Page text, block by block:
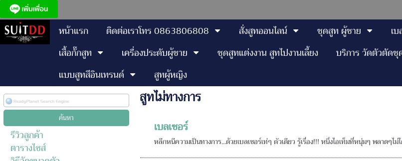
หน้าแรก ติดต่อเราโทร 0863806808 สั่งสูทออนไลน์ ชุดสูท ผู้ชาย เ
เสื้อกั๊กสูท
เครื่องประดับผู้ชาย ชุดสูทแต่งงาน สูทไปงานเลี้ยง บริการ วัดตัวตัดชุ
แบบสูทสีอินเทรนด์
สูทผู้หญิง
รีวิวลูกค้า
ตารางไซส์
สูทไม่ทางการ
เบลเซอร์
หลีกหนีความเป็นทางการ...ด้วยเบลเซอร์เท่ๆ ตัวเดียว รู้เรื่อง!!! หนึ่งไอเท็มที่หนุ่มๆ พลาดๆ